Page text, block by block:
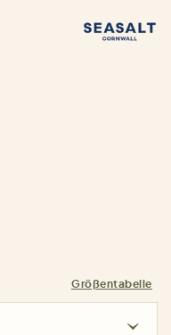
Größentabelle